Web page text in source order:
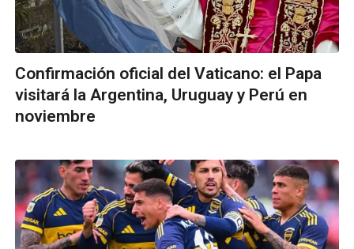
Confirmación oficial del Vaticano: el Papa
visitará la Argentina, Uruguay y Perú en
noviembre